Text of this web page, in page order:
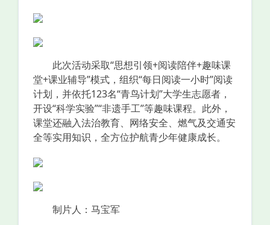
此次活动采取“思想引领+阅读陪伴+趣味课
堂+课业辅导”模式，组织“每日阅读一小时”阅读
计划，并依托123名“青鸟计划”大学生志愿者，
开设“科学实验”“非遗手工”等趣味课程。此外，
课堂还融入法治教育、网络安全、燃气及交通安
全等实用知识，全方位护航青少年健康成长。
制片人：马宝军